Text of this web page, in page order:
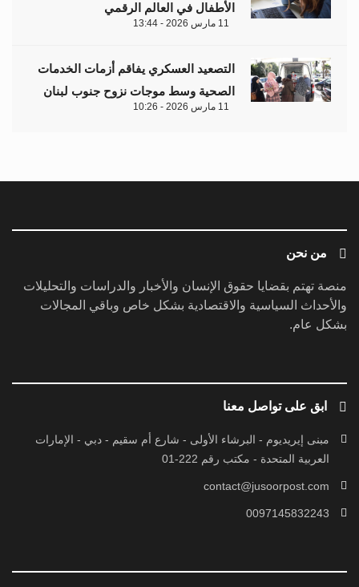
الأطفال في العالم الرقمي
11 مارس 2026 - 13:44
التصعيد العسكري يفاقم أزمات الخدمات
الصحية وسط موجات نزوح جنوب لبنان
11 مارس 2026 - 10:26
من نحن
منصة تهتم بقضايا حقوق الإنسان والأخبار والدراسات والتحليلات
والأحداث السياسية والاقتصادية بشكل خاص وباقي المجالات
بشكل عام.
ابق على تواصل معنا
مبنى إيريديوم - البرشاء الأولى - شارع أم سقيم - دبي - الإمارات
العربية المتحدة - مكتب رقم 222-01
contact@jusoorpost.com
0097145832243